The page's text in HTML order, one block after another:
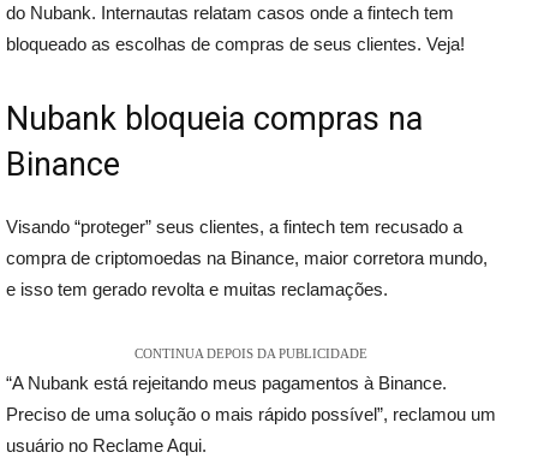
do Nubank. Internautas relatam casos onde a fintech tem
bloqueado as escolhas de compras de seus clientes. Veja!
Nubank bloqueia compras na
Binance
Visando “proteger” seus clientes, a fintech tem recusado a
compra de criptomoedas na Binance, maior corretora mundo,
e isso tem gerado revolta e muitas reclamações.
CONTINUA DEPOIS DA PUBLICIDADE
“A Nubank está rejeitando meus pagamentos à Binance.
Preciso de uma solução o mais rápido possível”, reclamou um
usuário no Reclame Aqui.